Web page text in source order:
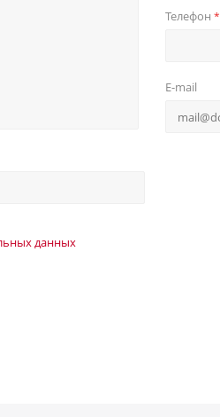
Телефон *
E-mail
данных